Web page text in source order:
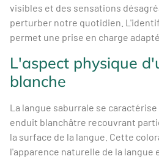
visibles et des sensations
perturber notre quotidien.
permet une prise en charge
L'aspect physique
blanche
La langue saburrale se
enduit blanchâtre recouvrant
la surface de la langue. Cette
l'apparence naturelle de la langue